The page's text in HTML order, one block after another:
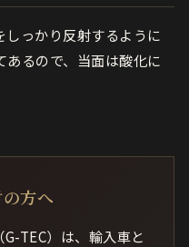
っかり反射するように
るので、当面は酸化に
方へ
TEC）は、輸入車と